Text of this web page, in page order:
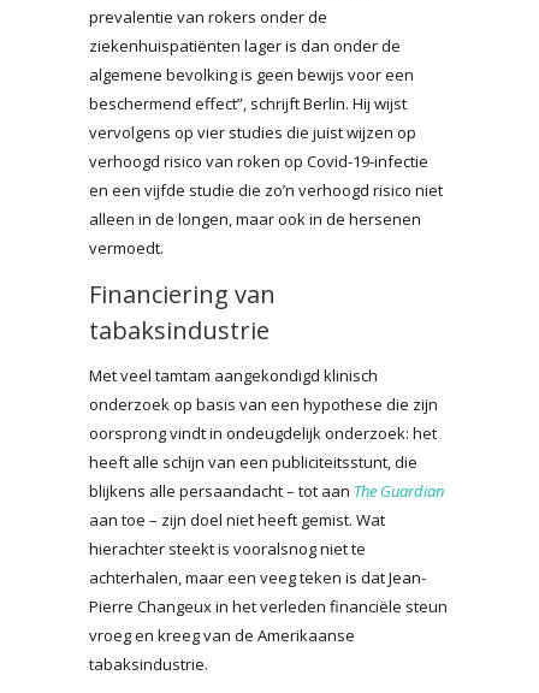
prevalentie van rokers onder de
ziekenhuispatiënten lager is dan onder de
algemene bevolking is geen bewijs voor een
beschermend effect”, schrijft Berlin. Hij wijst
vervolgens op vier studies die juist wijzen op
verhoogd risico van roken op Covid-19-infectie
en een vijfde studie die zo’n verhoogd risico niet
alleen in de longen, maar ook in de hersenen
vermoedt.
Financiering van
tabaksindustrie
Met veel tamtam aangekondigd klinisch
onderzoek op basis van een hypothese die zijn
oorsprong vindt in ondeugdelijk onderzoek: het
heeft alle schijn van een publiciteitsstunt, die
blijkens alle persaandacht – tot aan The Guardian
aan toe – zijn doel niet heeft gemist. Wat
hierachter steekt is vooralsnog niet te
achterhalen, maar een veeg teken is dat Jean-
Pierre Changeux in het verleden financiële steun
vroeg en kreeg van de Amerikaanse
tabaksindustrie.